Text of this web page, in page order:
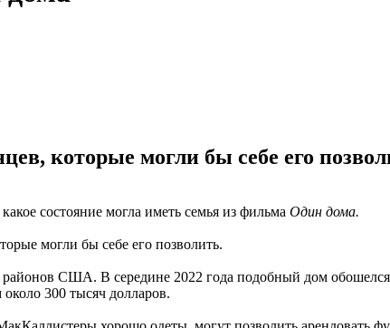
которые могли бы себе его
состояние могла иметь семья из фильма Один дома.
могли бы себе его позволить.
США. В середине 2022 года подобный дом
300 тысяч долларов.